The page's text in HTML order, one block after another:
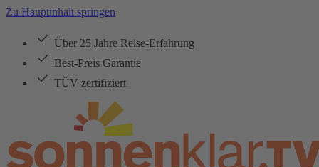
Zu Hauptinhalt springen
Über 25 Jahre Reise-Erfahrung
Best-Preis Garantie
TÜV zertifiziert